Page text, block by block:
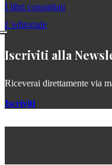
I libri consigliati
L'editoriale
Iscriviti alla
Riceverai direttamente via
Iscriviti